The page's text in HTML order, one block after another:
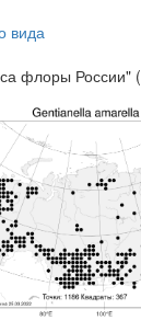
вида
флоры России" (